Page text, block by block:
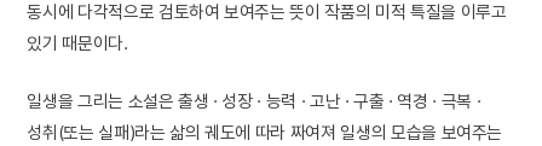
동시에 다각적으로 검토하여 보여주는 뜻이 작품의 미적 특질을 이루고
있기 때문이다.
일생을 그리는 소설은 출생 · 성장 · 능력 · 고난 · 구출 · 역경 · 극복 ·
성취(또는 실패)라는 삶의 궤도에 따라 짜여져 일생의 모습을 보여주는